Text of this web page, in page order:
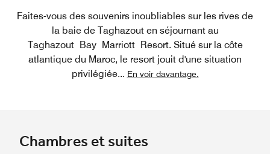
Faites-vous des souvenirs inoubliables sur les rives de
la baie de Taghazout en séjournant au
Taghazout Bay Marriott Resort. Situé sur la côte
atlantique du Maroc, le resort jouit d'une situation
privilégiée... En voir davantage.
Chambres et suites